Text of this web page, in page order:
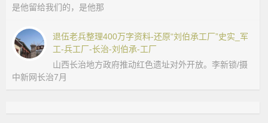
是他留给我们的，是他那
退伍老兵整理400万字资料-还原“刘伯承工厂”史实_军
工-兵工厂-长治-刘伯承-工厂
山西长治地方政府推动红色遗址对外开放。李新锁/摄
中新网长治7月